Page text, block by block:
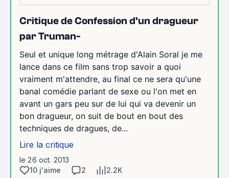
Critique de Confession d'un dragueur
par Truman-
Seul et unique long métrage d'Alain Soral je me
lance dans ce film sans trop savoir a quoi
vraiment m'attendre, au final ce ne sera qu'une
banal comédie parlant de sexe ou l'on met en
avant un gars peu sur de lui qui va devenir un
bon dragueur, on suit de bout en bout des
techniques de dragues, de...
Lire la critique
le 26 oct. 2013
10 j'aime
2 2.2K